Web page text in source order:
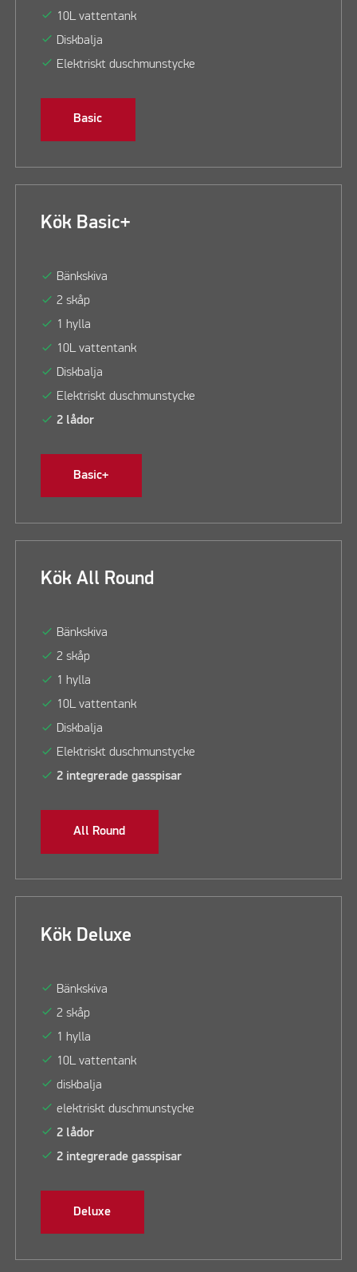
check 10L vattentank
check Diskbalja
check Elektriskt duschmunstycke
Basic
Kök Basic+
check Bänkskiva
check 2 skåp
check 1 hylla
check 10L vattentank
check Diskbalja
check Elektriskt duschmunstycke
check 2 lådor
Basic+
Kök All Round
check Bänkskiva
check 2 skåp
check 1 hylla
check 10L vattentank
check Diskbalja
check Elektriskt duschmunstycke
check 2 integrerade gasspisar
All Round
Kök Deluxe
check Bänkskiva
check 2 skåp
check 1 hylla
check 10L vattentank
check diskbalja
check elektriskt duschmunstycke
check 2 lådor
check 2 integrerade gasspisar
Deluxe